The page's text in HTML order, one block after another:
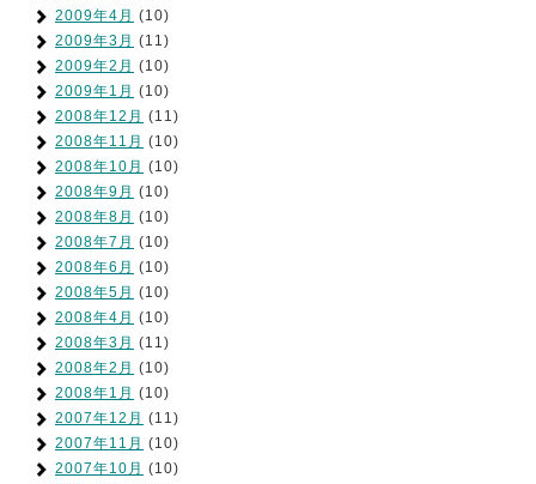
2009年4月 (10)
2009年3月 (11)
2009年2月 (10)
2009年1月 (10)
2008年12月 (11)
2008年11月 (10)
2008年10月 (10)
2008年9月 (10)
2008年8月 (10)
2008年7月 (10)
2008年6月 (10)
2008年5月 (10)
2008年4月 (10)
2008年3月 (11)
2008年2月 (10)
2008年1月 (10)
2007年12月 (11)
2007年11月 (10)
2007年10月 (10)